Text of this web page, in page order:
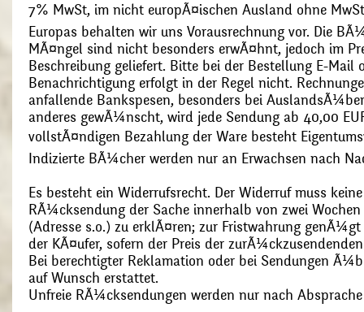
7% MwSt, im nicht europÃ¤ischen Ausland ohne
Europas behalten wir uns Vorausrechnung vor. Die
MÃ¤ngel sind nicht besonders erwÃ¤hnt, jedoch im
Beschreibung geliefert. Bitte bei der Bestellung E-Mail
Benachrichtigung erfolgt in der Regel nicht.
anfallende Bankspesen, besonders bei
anderes gewÃ¼nscht, wird jede Sendung ab 40,00
vollstÃ¤ndigen Bezahlung der Ware besteht
Indizierte BÃ¼cher werden nur an Erwachsen nach
Es besteht ein Widerrufsrecht. Der Widerruf muss
RÃ¼cksendung der Sache innerhalb von zwei
(Adresse s.o.) zu erklÃ¤ren; zur Fristwahrung
der KÃ¤ufer, sofern der Preis der
Bei berechtigter Reklamation oder bei Sendungen
auf Wunsch erstattet.
Unfreie RÃ¼cksendungen werden nur nach